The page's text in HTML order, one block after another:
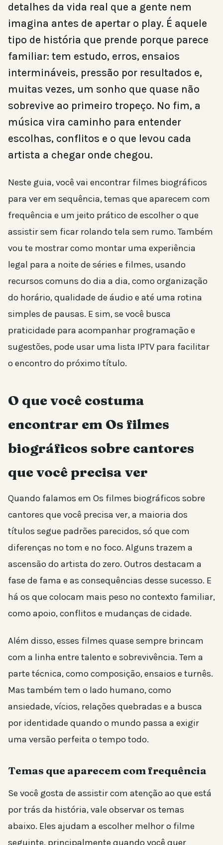
detalhes da vida real que a gente nem
imagina antes de apertar o play. É aquele
tipo de história que prende porque parece
familiar: tem estudo, erros, ensaios
intermináveis, pressão por resultados e,
muitas vezes, um sonho que quase não
sobrevive ao primeiro tropeço. No fim, a
música vira caminho para entender
escolhas, conflitos e o que levou cada
artista a chegar onde chegou.
Neste guia, você vai encontrar filmes biográficos
para ver em sequência, temas que aparecem com
frequência e um jeito prático de escolher o que
assistir sem ficar rolando tela sem rumo. Também
vou te mostrar como montar uma experiência
legal para a noite de séries e filmes, usando
recursos comuns do dia a dia, como organização
do horário, qualidade de áudio e até uma rotina
simples de pausas. E sim, se você busca
praticidade para acompanhar programação e
sugestões, pode usar uma lista IPTV para facilitar
o encontro do próximo título.
O que você costuma
encontrar em Os filmes
biográficos sobre cantores
que você precisa ver
Quando falamos em Os filmes biográficos sobre
cantores que você precisa ver, a maioria dos
títulos segue padrões parecidos, só que com
diferenças no tom e no foco. Alguns trazem a
ascensão do artista do zero. Outros destacam a
fase de fama e as consequências desse sucesso. E
há os que colocam mais peso no contexto familiar,
como apoio, conflitos e mudanças de cidade.
Além disso, esses filmes quase sempre brincam
com a linha entre talento e sobrevivência. Tem a
parte técnica, como composição, ensaios e turnês.
Mas também tem o lado humano, como
ansiedade, vícios, relações quebradas e a busca
por identidade quando o mundo passa a exigir
uma versão perfeita o tempo todo.
Temas que aparecem com frequência
Se você gosta de assistir com atenção ao que está
por trás da história, vale observar os temas
abaixo. Eles ajudam a escolher melhor o filme
seguinte, principalmente quando você quer